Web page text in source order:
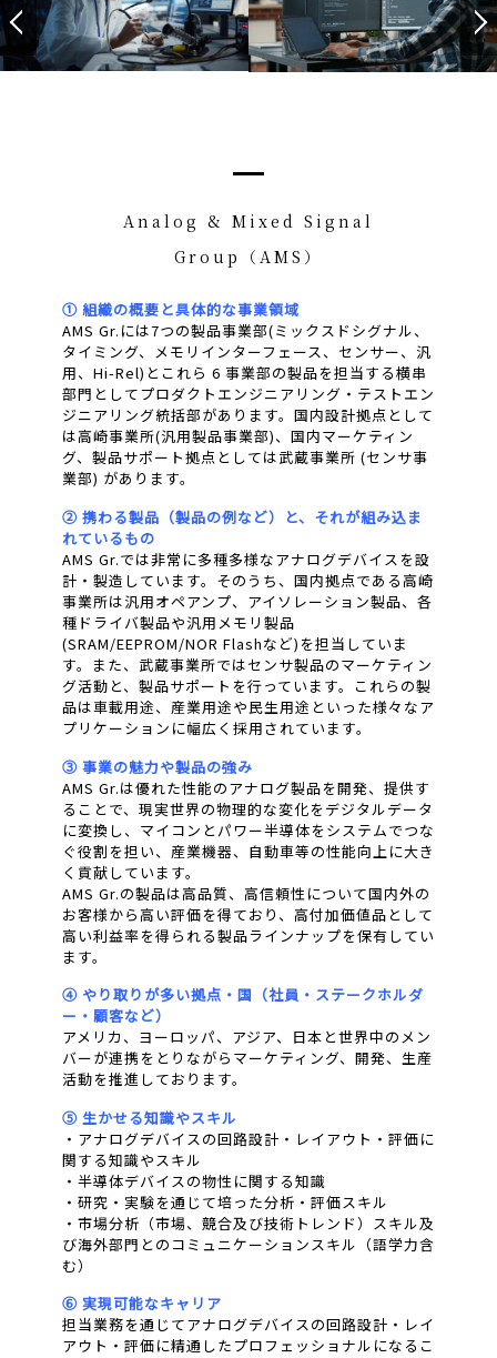
Analog & Mixed Signal
Group（AMS）
① 組織の概要と具体的な事業領域
AMS Gr.には7つの製品事業部(ミックスドシグナル、
タイミング、メモリインターフェース、センサー、汎
用、Hi-Rel)とこれら 6 事業部の製品を担当する横串
部門としてプロダクトエンジニアリング・テストエン
ジニアリング統括部があります。国内設計拠点として
は高崎事業所(汎用製品事業部)、国内マーケティン
グ、製品サポート拠点としては武蔵事業所 (センサ事
業部) があります。
② 携わる製品（製品の例など）と、それが組み込ま
れているもの
AMS Gr.では非常に多種多様なアナログデバイスを設
計・製造しています。そのうち、国内拠点である高崎
事業所は汎用オペアンプ、アイソレーション製品、各
種ドライバ製品や汎用メモリ製品
(SRAM/EEPROM/NOR Flashなど)を担当していま
す。また、武蔵事業所ではセンサ製品のマーケティン
グ活動と、製品サポートを行っています。これらの製
品は車載用途、産業用途や民生用途といった様々なア
プリケーションに幅広く採用されています。
③ 事業の魅力や製品の強み
AMS Gr.は優れた性能のアナログ製品を開発、提供す
ることで、現実世界の物理的な変化をデジタルデータ
に変換し、マイコンとパワー半導体をシステムでつな
ぐ役割を担い、産業機器、自動車等の性能向上に大き
く貢献しています。
AMS Gr.の製品は高品質、高信頼性について国内外の
お客様から高い評価を得ており、高付加価値品として
高い利益率を得られる製品ラインナップを保有してい
ます。
④ やり取りが多い拠点・国（社員・ステークホルダ
ー・顧客など）
アメリカ、ヨーロッパ、アジア、日本と世界中のメン
バーが連携をとりながらマーケティング、開発、生産
活動を推進しております。
⑤ 生かせる知識やスキル
・アナログデバイスの回路設計・レイアウト・評価に
関する知識やスキル
・半導体デバイスの物性に関する知識
・研究・実験を通じて培った分析・評価スキル
・市場分析（市場、競合及び技術トレンド）スキル及
び海外部門とのコミュニケーションスキル（語学力含
む）
⑥ 実現可能なキャリア
担当業務を通じてアナログデバイスの回路設計・レイ
アウト・評価に精通したプロフェッショナルになるこ